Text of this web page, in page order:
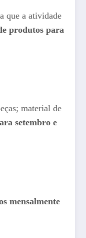
que a atividade
produtos para
material de
setembro e
mensalmente